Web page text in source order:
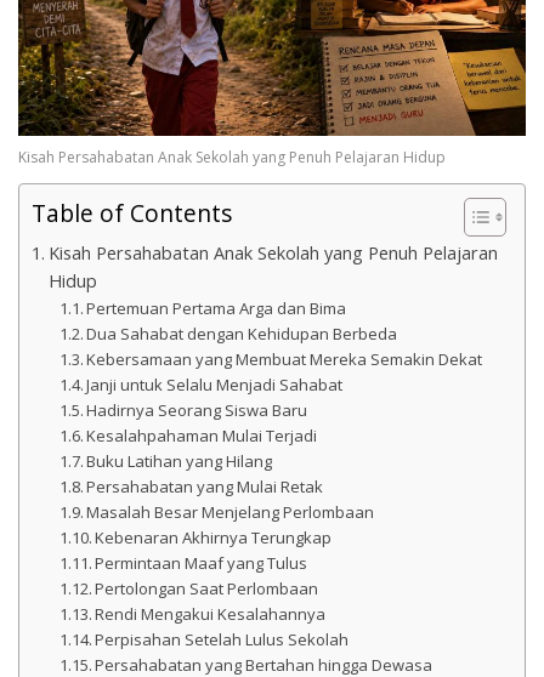
Kisah Persahabatan Anak Sekolah yang Penuh Pelajaran Hidup
Table of Contents
Kisah Persahabatan Anak Sekolah yang Penuh Pelajaran
Hidup
Pertemuan Pertama Arga dan Bima
Dua Sahabat dengan Kehidupan Berbeda
Kebersamaan yang Membuat Mereka Semakin Dekat
Janji untuk Selalu Menjadi Sahabat
Hadirnya Seorang Siswa Baru
Kesalahpahaman Mulai Terjadi
Buku Latihan yang Hilang
Persahabatan yang Mulai Retak
Masalah Besar Menjelang Perlombaan
Kebenaran Akhirnya Terungkap
Permintaan Maaf yang Tulus
Pertolongan Saat Perlombaan
Rendi Mengakui Kesalahannya
Perpisahan Setelah Lulus Sekolah
Persahabatan yang Bertahan hingga Dewasa